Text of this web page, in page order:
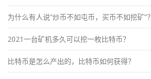
为什么有人说“炒币不如屯币，买币不如挖矿”？
2021一台矿机多久可以挖一枚比特币？
比特币是怎么产出的，比特币如何获得？